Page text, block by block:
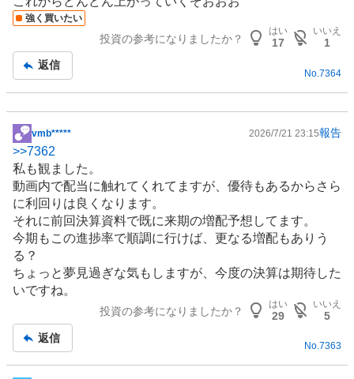
示
板
強く買いたい
投資の参考になりましたか？
はい
17
いいえ
1
返信
No. 7364
掲
示
板
記
事
vmb***** 2026/7/21 23:15報告
>>7362
私も観ました。
動画内で配当に触れてくれてますが、優待もあるからさら
に利回りは良くなります。
それに前回決算資料で既に来期の増配予想してます。
今期もこの進捗率で順調に行けば、更なる増配もありう
る？
ちょっと夢見過ぎな気もしますが、今度の決算は期待した
いですね。
投資の参考になりましたか？
はい
29
いいえ
5
返信
No.7363